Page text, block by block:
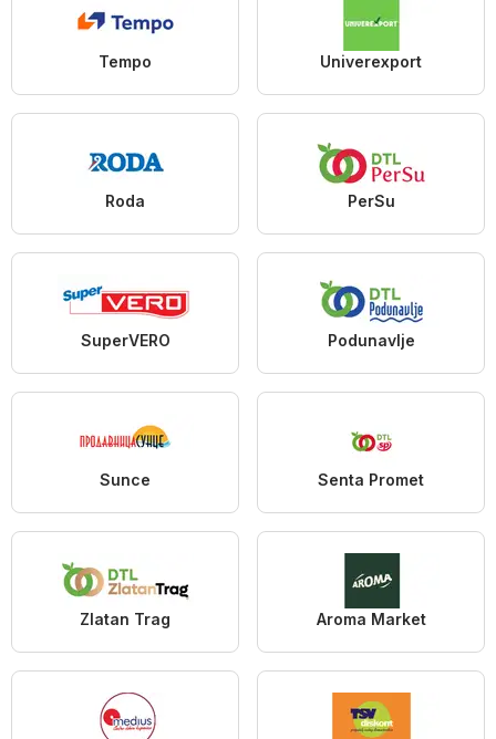
Tempo Univerexport
Roda PerSu
SuperVERO Podunavlje
Sunce Senta Promet
Zlatan Trag Aroma Market